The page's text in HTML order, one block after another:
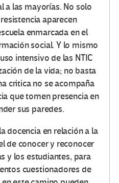
a las mayorías. No solo
aparecen
enmarcada en el
social. Y lo mismo
intensivo de las NTIC
de la vida; no basta
critica no se acompaña
que tomen presencia en
sus paredes.
docencia en relación a la
de conocer y reconocer
y los estudiantes, para
cuestionadores de